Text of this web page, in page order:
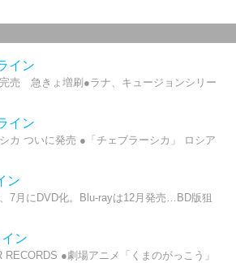
イン
売 急きょ増刷●ラナ、キュージョンシリー
イン
カ ついに発売 ●「チェブラーシカ」 ロシア
ン
7月にDVD化。Blu-rayは12月発売…BD版狙
ン
●劇場アニメ「くまのがっこう」